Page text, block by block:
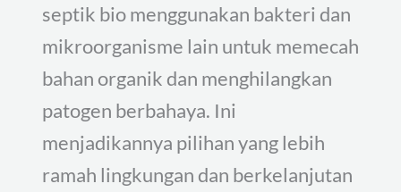
septik bio menggunakan bakteri dan
mikroorganisme lain untuk memecah
bahan organik dan menghilangkan
patogen berbahaya. Ini
menjadikannya pilihan yang lebih
ramah lingkungan dan berkelanjutan